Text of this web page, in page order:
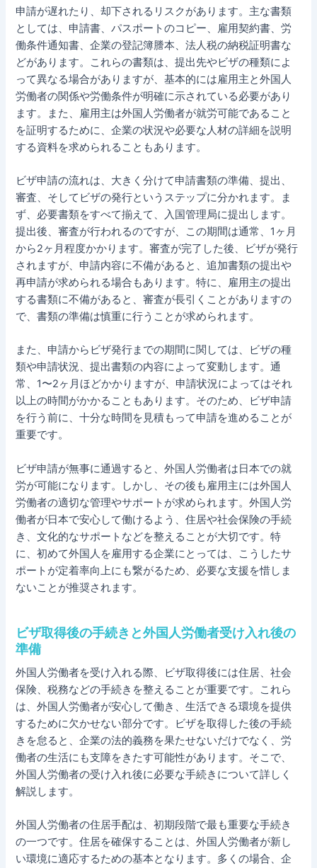
申請が遅れたり、却下されるリスクがあります。主な書類
としては、申請書、パスポートのコピー、雇用契約書、労
働条件通知書、企業の登記簿謄本、法人税の納税証明書な
どがあります。これらの書類は、提出先やビザの種類によ
って異なる場合がありますが、基本的には雇用主と外国人
労働者の関係や労働条件が明確に示されている必要があり
ます。また、雇用主は外国人労働者が就労可能であること
を証明するために、企業の状況や必要な人材の詳細を説明
する資料を求められることもあります。
ビザ申請の流れは、大きく分けて申請書類の準備、提出、
審査、そしてビザの発行というステップに分かれます。ま
ず、必要書類をすべて揃えて、入国管理局に提出します。
提出後、審査が行われるのですが、この期間は通常、1ヶ月
から2ヶ月程度かかります。審査が完了した後、ビザが発行
されますが、申請内容に不備があると、追加書類の提出や
再申請が求められる場合もあります。特に、雇用主の提出
する書類に不備があると、審査が長引くことがありますの
で、書類の準備は慎重に行うことが求められます。
また、申請からビザ発行までの期間に関しては、ビザの種
類や申請状況、提出書類の内容によって変動します。通
常、1〜2ヶ月ほどかかりますが、申請状況によってはそれ
以上の時間がかかることもあります。そのため、ビザ申請
を行う前に、十分な時間を見積もって申請を進めることが
重要です。
ビザ申請が無事に通過すると、外国人労働者は日本での就
労が可能になります。しかし、その後も雇用主には外国人
労働者の適切な管理やサポートが求められます。外国人労
働者が日本で安心して働けるよう、住居や社会保険の手続
き、文化的なサポートなどを整えることが大切です。特
に、初めて外国人を雇用する企業にとっては、こうしたサ
ポートが定着率向上にも繋がるため、必要な支援を惜しま
ないことが推奨されます。
ビザ取得後の手続きと外国人労働者受け入れ後の
準備
外国人労働者を受け入れる際、ビザ取得後には住居、社会
保険、税務などの手続きを整えることが重要です。これら
は、外国人労働者が安心して働き、生活できる環境を提供
するために欠かせない部分です。ビザを取得した後の手続
きを怠ると、企業の法的義務を果たせないだけでなく、労
働者の生活にも支障をきたす可能性があります。そこで、
外国人労働者の受け入れ後に必要な手続きについて詳しく
解説します。
外国人労働者の住居手配は、初期段階で最も重要な手続き
の一つです。住居を確保することは、外国人労働者が新し
い環境に適応するための基本となります。多くの場合、企